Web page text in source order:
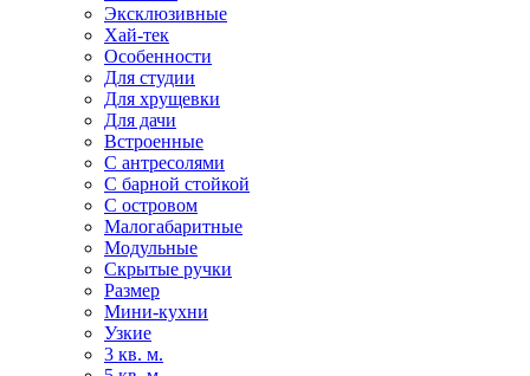
Эксклюзивные
Хай-тек
Особенности
Для студии
Для хрущевки
Для дачи
Встроенные
С антресолями
С барной стойкой
С островом
Малогабаритные
Модульные
Скрытые ручки
Размер
Мини-кухни
Узкие
3 кв. м.